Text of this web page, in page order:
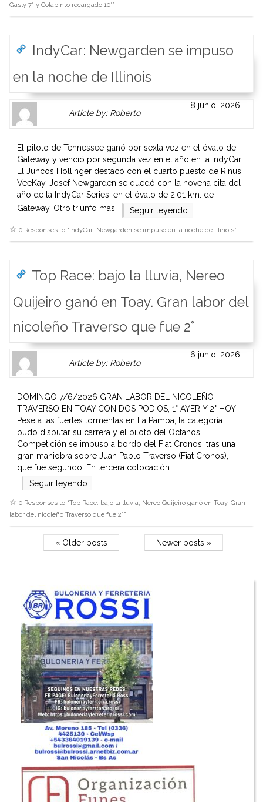
Gasly 7° y Colapinto recargado 10°”
IndyCar: Newgarden se impuso
en la noche de Illinois
Gravatar
is
here.
Clickable
link
Author
page.
Article by: Robertolink
to
website
or
other
works.
admin
8 junio, 2026
El piloto de Tennessee ganó por sexta vez en el óvalo de
Gateway y venció por segunda vez en el año en la IndyCar.
El Juncos Hollinger destacó con el cuarto puesto de Rinus
VeeKay. Josef Newgarden se quedó con la novena cita del
año de la IndyCar Series, en el óvalo de 2,01 km. de
Gateway. Otro triunfo más
Seguir leyendo…
0 Responses to “IndyCar: Newgarden se impuso en la noche de Illinois”
Top Race: bajo la lluvia, Nereo
Quijeiro ganó en Toay. Gran labor del
nicoleño Traverso que fue 2°
Gravatar
is
here.
Clickable
link
Author
page.
Article by: Robertolink
to
website
or
other
works.
admin
6 junio, 2026
DOMINGO 7/6/2026 GRAN LABOR DEL NICOLEÑO
TRAVERSO EN TOAY CON DOS PODIOS, 1° AYER Y 2° HOY
Pese a las fuertes tormentas en La Pampa, la categoría
pudo disputar su carrera y el piloto del Octanos
Competición se impuso a bordo del Fiat Cronos, tras una
gran maniobra sobre Juan Pablo Traverso (Fiat Cronos),
que fue segundo. En tercera colocación
Seguir leyendo…
0 Responses to “Top Race: bajo la lluvia, Nereo Quijeiro ganó en Toay. Gran
labor del nicoleño Traverso que fue 2°”
« Older posts Newer posts »